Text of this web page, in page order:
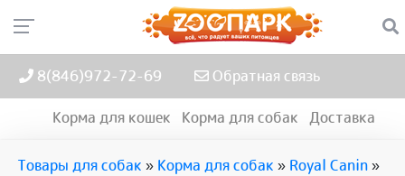
8(846)972-72-69 Обратная связь
Корма для кошек Корма для собак Доставка
Товары для собак » Корма для собак » Royal Canin»